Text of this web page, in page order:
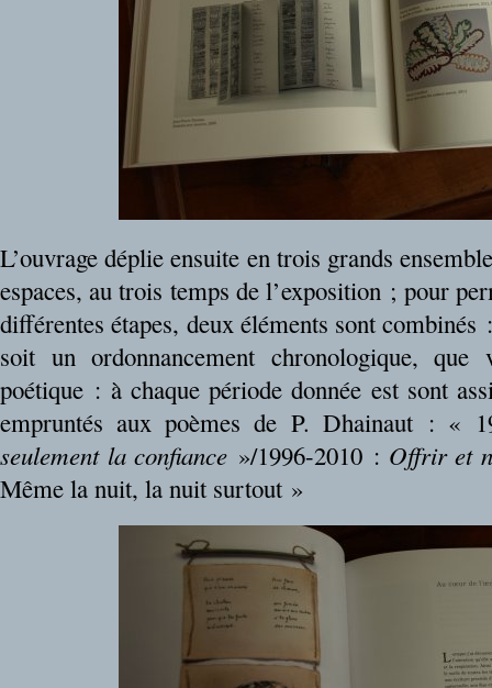
L’ouvrage déplie ensuite en trois grands
espaces, au trois temps de l’exposition ; pour
différentes étapes, deux éléments sont
soit un ordonnancement chronologique,
poétique : à chaque période donnée est sont
empruntés aux poèmes de P. Dhainaut : «
seulement la confiance »/1996-2010 : Offrir et
Même la nuit, la nuit surtout »